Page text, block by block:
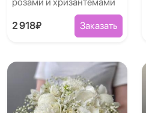
2 918₽ Заказать